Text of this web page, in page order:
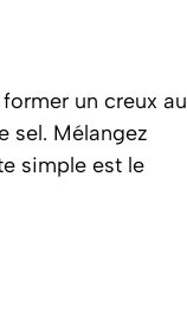
un creux au
sel. Mélangez
simple est le